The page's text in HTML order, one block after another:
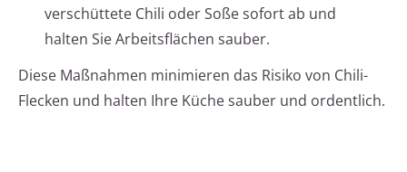
verschüttete Chili oder Soße sofort ab und
halten Sie Arbeitsflächen sauber.
Diese Maßnahmen minimieren das Risiko von Chili-
Flecken und halten Ihre Küche sauber und ordentlich.